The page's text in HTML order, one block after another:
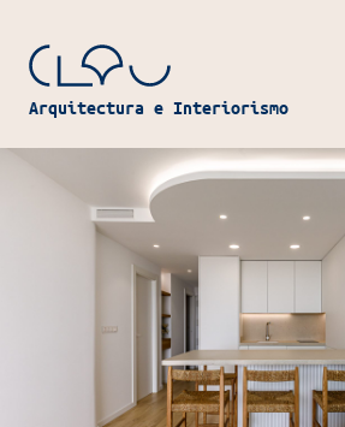
Navegación principal
Arquitectura e Interiorismo